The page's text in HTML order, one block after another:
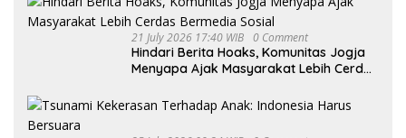
21 July 2026 17:40 WIB 0 Comment
Hindari Berita Hoaks, Komunitas Jogja
Menyapa Ajak Masyarakat Lebih Cerdas